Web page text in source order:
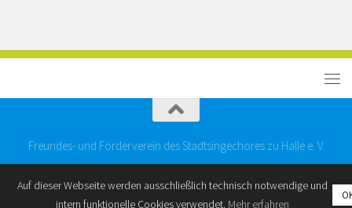
Freundes- und Förderverein des Stadtsingechores zu Halle e. V.
Auf dieser Webseite werden ausschließlich technisch notwendige und
intern funktionelle Cookies verwendet. Mehr erfahren